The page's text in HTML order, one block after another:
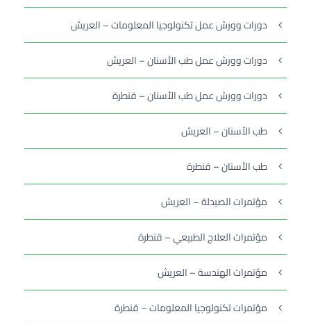
دورات وورش عمل تكنولوجيا المعلومات – العريش
دورات وورش عمل طب الأسنان – العريش
دورات وورش عمل طب الأسنان – قنطرة
طب الأسنان – العريش
طب الأسنان – قنطرة
مؤتمرات الصيدلة – العريش
مؤتمرات العلاج الطبيعي – قنطرة
مؤتمرات الهندسة – العريش
مؤتمرات تكنولوجيا المعلومات – قنطرة